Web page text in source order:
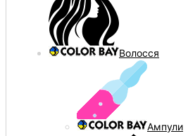
Волосся
Ампули